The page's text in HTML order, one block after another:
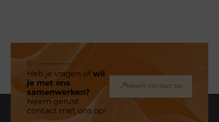
Heb je vragen ofwil
je met ons
samenwerken?
Neem gerust
contact met ons op!
Neem contact op